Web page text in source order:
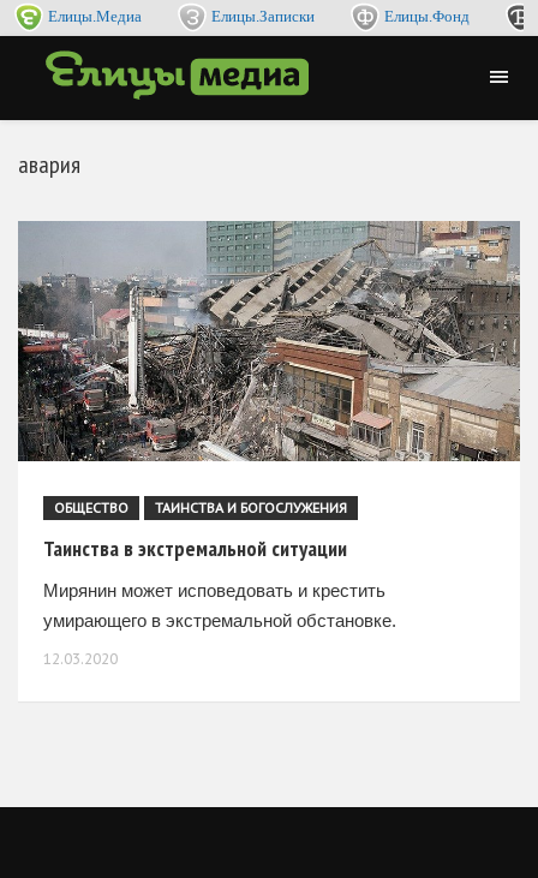
Елицы.Медиа Елицы.Записки Елицы.Фонд
авария
ОБЩЕСТВО ТАИНСТВА И БОГОСЛУЖЕНИЯ
Таинства в экстремальной ситуации
Мирянин может исповедовать и крестить
умирающего в экстремальной обстановке.
12.03.2020